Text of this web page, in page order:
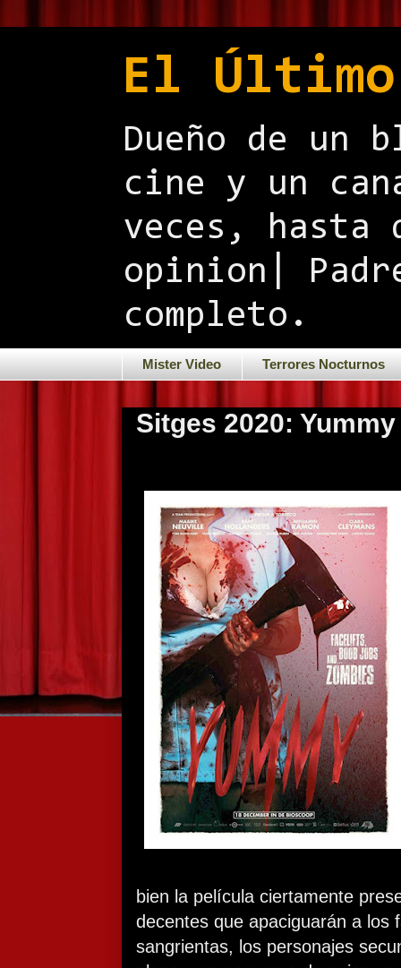
El
Dueño de un
cine y un
veces, hasta
opinion|
completo.
Mister Video Terrores Nocturnos
Sitges 2020: Yummy
bien la película ciertamente
decentes que apaciguarán a los
sangrientas, los personajes